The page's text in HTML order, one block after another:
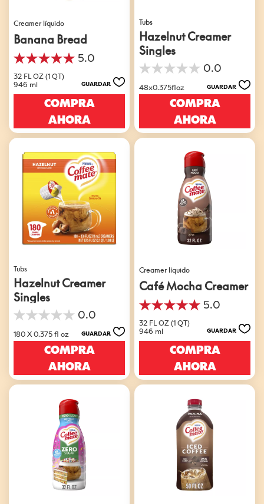
Creamer líquido
Banana Bread
5.0
5.0
de
5
estrellas.
32 FL OZ (1 QT)
946 ml
GUARDAR
COMPRA
AHORA
Tubs
Hazelnut Creamer
Singles
0.0
0.0
de
5
estrellas.
48x0.375floz GUARDAR
COMPRA
AHORA
Tubs
Hazelnut Creamer
Singles
0.0
0.0
de
5
estrellas.
180 X 0.375 fl oz GUARDAR
COMPRA
AHORA
Creamer líquido
Café Mocha Creamer
5.0
5.0
de
5
estrellas.
32 FL OZ (1 QT)
946 ml
GUARDAR
COMPRA
AHORA